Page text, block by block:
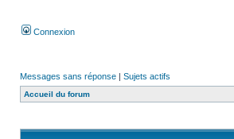
Connexion
Messages sans réponse | Sujets actifs
Accueil du forum